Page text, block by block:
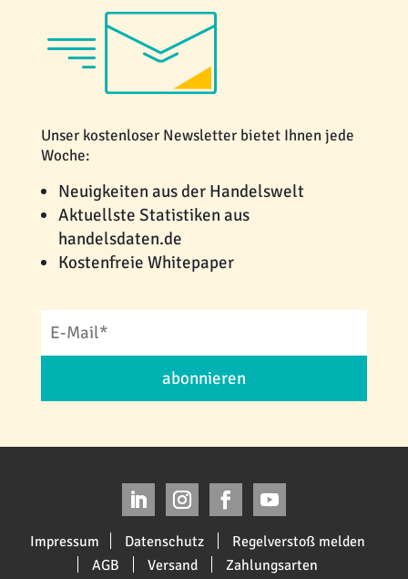
Unser kostenloser Newsletter bietet Ihnen jede
Woche:
Neuigkeiten aus der Handelswelt
Aktuellste Statistiken aus
handelsdaten.de
Kostenfreie Whitepaper
abonnieren
Impressum Datenschutz
Regelverstoß melden
AGB
Versand Zahlungsarten